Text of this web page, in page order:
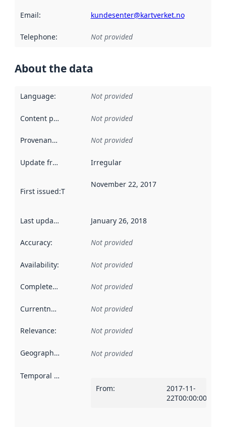
Email: kundesenter@kartverket.no
Telephone: Not provided
About the data
Language: Not provided
Content providers Not provided
Provenance Not provided
Update frequency Irregular
First issued:This date indicates when the data in this
November 22, 2017
Last updated January 26, 2018
Accuracy: Not provided
Availability: Not provided
Completeness Not provided
Currentness Not provided
Relevance: Not provided
Geographical scope Not provided
Temporal scope
From:
2017-11-
22T00:00:00Z